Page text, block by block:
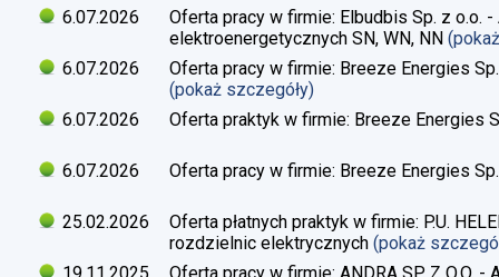
6.07.2026
Oferta pracy w firmie: Elbudbis Sp. z
elektroenergetycznych SN, WN, NN
6.07.2026
Oferta pracy w firmie: Breeze Energies
(pokaż szczegóły)
6.07.2026
Oferta praktyk w firmie: Breeze Energies
6.07.2026 Oferta pracy w firmie: Breeze Energies
25.02.2026
Oferta płatnych praktyk w firmie: P.U.
rozdzielnic elektrycznych (pokaż